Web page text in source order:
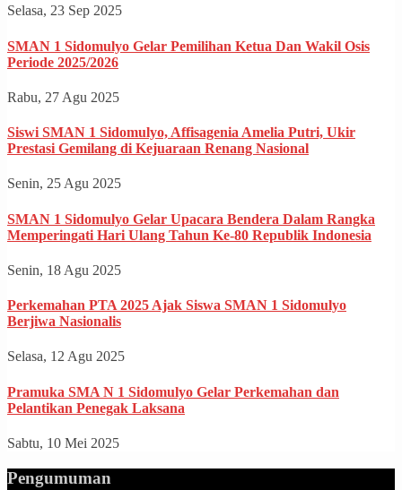
Selasa, 23 Sep 2025
SMAN 1 Sidomulyo Gelar Pemilihan Ketua Dan Wakil Osis
Periode 2025/2026
Rabu, 27 Agu 2025
Siswi SMAN 1 Sidomulyo, Affisagenia Amelia Putri, Ukir
Prestasi Gemilang di Kejuaraan Renang Nasional
Senin, 25 Agu 2025
SMAN 1 Sidomulyo Gelar Upacara Bendera Dalam Rangka
Memperingati Hari Ulang Tahun Ke-80 Republik Indonesia
Senin, 18 Agu 2025
Perkemahan PTA 2025 Ajak Siswa SMAN 1 Sidomulyo
Berjiwa Nasionalis
Selasa, 12 Agu 2025
Pramuka SMA N 1 Sidomulyo Gelar Perkemahan dan
Pelantikan Penegak Laksana
Sabtu, 10 Mei 2025
Pengumuman